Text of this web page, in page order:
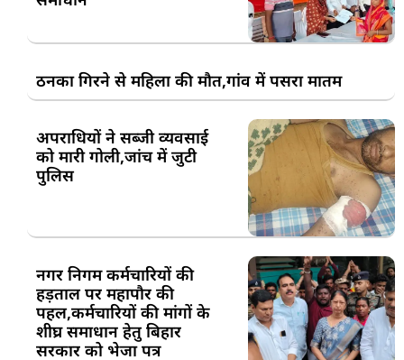
ठनका गिरने से महिला की मौत,गांव में पसरा मातम
अपराधियों ने सब्जी व्यवसाई
को मारी गोली,जांच में जुटी
पुलिस
नगर निगम कर्मचारियों की
हड़ताल पर महापौर की
पहल,कर्मचारियों की मांगों के
शीघ्र समाधान हेतु बिहार
सरकार को भेजा पत्र